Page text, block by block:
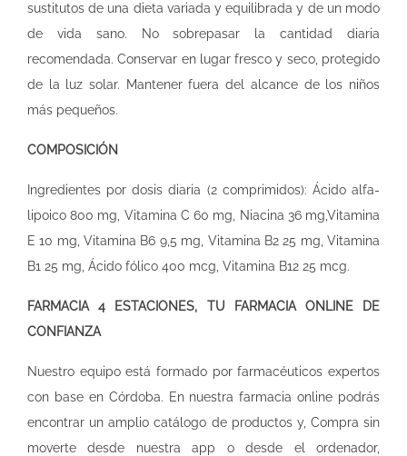
sustitutos de una dieta variada y equilibrada y de un modo
de vida sano. No sobrepasar la cantidad diaria
recomendada. Conservar en lugar fresco y seco, protegido
de la luz solar. Mantener fuera del alcance de los niños
más pequeños.
COMPOSICIÓN
Ingredientes por dosis diaria (2 comprimidos): Ácido alfa-
lipoico 800 mg, Vitamina C 60 mg, Niacina 36 mg,Vitamina
E 10 mg, Vitamina B6 9,5 mg, Vitamina B2 25 mg, Vitamina
B1 25 mg, Ácido fólico 400 mcg, Vitamina B12 25 mcg.
FARMACIA 4 ESTACIONES, TU FARMACIA ONLINE DE
CONFIANZA
Nuestro equipo está formado por farmacéuticos expertos
con base en Córdoba. En nuestrafarmacia online podrás
encontrar un amplio catálogo de productos y, Compra sin
moverte desde nuestra app o desde el ordenador,